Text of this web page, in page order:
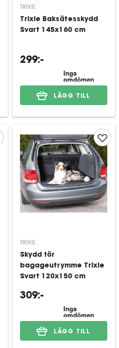
TRIXIE
Trixie Baksätesskydd
Svart 145x160 cm
299:-
LÄGG TILL
TRIXIE
Skydd för
bagageutrymme Trixie
Svart 120x150 cm
309:-
LÄGG TILL